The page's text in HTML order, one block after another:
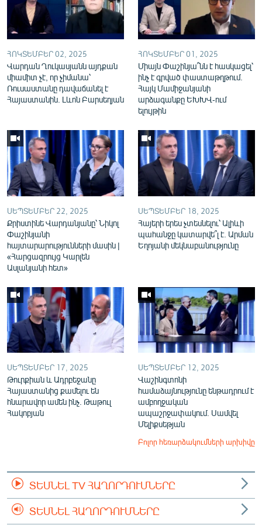
English
Русский
ՀԵՏԵՎԵՔ ՄԵԶ
«Ազատության» բոլոր կայքերը
ՀՈԿՏԵՄԲԵՐ 02, 2025
Վարդան Ղուկասյանն այդքան
միամիտ չէ, որ չիմանա՝
Ռուսաստանը դավաճանել է
Հայաստանին. Լևոն Բարսեղյան
ՀՈԿՏԵՄԲԵՐ 01, 2025
Միայն Փաշինյա՞նն է հասկացել՝
ինչ է գրված փաստաթղթում.
Հայկ Մամիջանյանի
արձագանքը ԵԽԽՎ-ում
ելույթին
ՍԵՊՏԵՄԲԵՐ 22, 2025
Քրիստինե Վարդանյանը՝ Նիկոլ
Փաշինյանի
հայտարարությունների մասին |
«Հարցազրույց Կարլեն
Ասլանյանի հետ»
ՍԵՊՏԵՄԲԵՐ 18, 2025
Հայերի երես չտեսնելու՝ Ալիևի
պահանջը կատարվե՞լ է. Արման
Եղոյանի մեկնաբանությունը
ՍԵՊՏԵՄԲԵՐ 17, 2025
Թուրքիան և Ադրբեջանը
Հայաստանից քամելու են
հնարավոր ամեն ինչ. Թաթուլ
Հակոբյան
ՍԵՊՏԵՄԲԵՐ 12, 2025
Վաշինգտոնի
համաձայնությունը ենթադրում է
ամբողջական
ապաշրջափակում. Սամվել
Մելիքսեթյան
Բոլոր հեռարձակումների արխիվը
ՏԵՍՆԵԼ TV ՀԱՂՈՐԴՈՒՄՆԵՐԸ
ՏԵՍՆԵԼ ՀԱՂՈՐԴՈՒՄՆԵՐԸ